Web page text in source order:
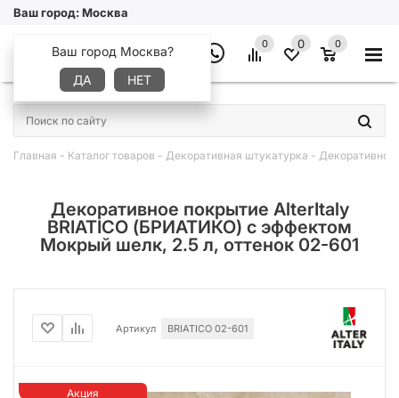
Ваш город:Москва
Ваш город Москва?
ДА
НЕТ
0 0 0
×
Главная - Каталог товаров - Декоративная штукатурка -
Декоративное покрытие AlterItaly
BRIATICO (БРИАТИКО) с эффектом
Мокрый шелк, 2.5 л, оттенок 02-601
Акция
Артикул BRIATICO 02-601